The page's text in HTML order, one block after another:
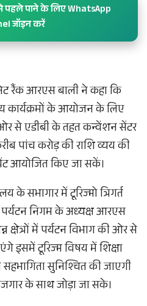
पहले पाने के लिए WhatsApp
जॉइन करें
रैंक आरएस बाली ने कहा कि
कार्यक्रमों के आयोजन के लिए
से एडीबी के तहत कन्वेंशन सेंटर
पांच करोड़ की राशि व्यय की
आयोजित किए जा सकें।
के सभागार में टूरिज्मो त्रिगर्त
पर्यटन निगम के अध्यक्ष आरएस
क्षेत्रों में पर्यटन विभाग की ओर से
इसमें टूरिज्म विषय में शिक्षा
सहभागिता सुनिश्चित की जाएगी
के साथ जोड़ा जा सके।